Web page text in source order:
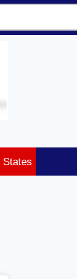
States